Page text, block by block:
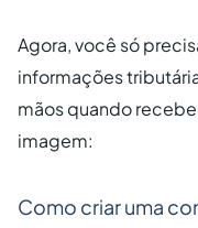
Agora, você só
informações
mãos quando
imagem:
Como criar uma